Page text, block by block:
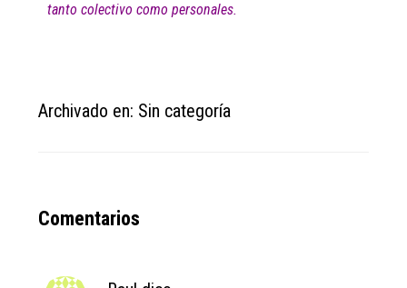
tanto colectivo como personales.
Archivado en: Sin categoría
Reader
Comentarios